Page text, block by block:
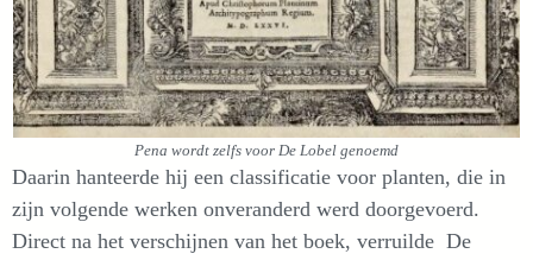
Pena wordt zelfs voor De Lobel genoemd
Daarin hanteerde hij een classificatie voor planten, die in
zijn volgende werken onveranderd werd doorgevoerd.
Direct na het verschijnen van het boek, verruilde De